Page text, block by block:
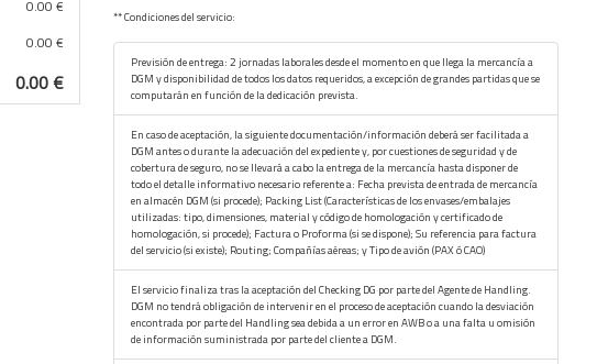
0.00 €
0.00 €
0.00 €
** Condiciones del servicio:
Previsión de entrega: 2 jornadas laborales desde el momento en que llega la mercancía a
DGM y disponibilidad de todos los datos requeridos, a excepción de grandes partidas que se
computarán en función de la dedicación prevista.
En caso de aceptación, la siguiente documentación/información deberá ser facilitada a
DGM antes o durante la adecuación del expediente y, por cuestiones de seguridad y de
cobertura de seguro, no se llevará a cabo la entrega de la mercancía hasta disponer de
todo el detalle informativo necesario referente a: Fecha prevista de entrada de mercancía
en almacén DGM (si procede); Packing List (Características de los envases/embalajes
utilizadas: tipo, dimensiones, material y código de homologación y certificado de
homologación, si procede); Factura o Proforma (si se dispone); Su referencia para factura
del servicio (si existe); Routing; Compañías aéreas; y Tipo de avión (PAX ó CAO)
El servicio finaliza tras la aceptación del Checking DG por parte del Agente de Handling.
DGM no tendrá obligación de intervenir en el proceso de aceptación cuando la desviación
encontrada por parte del Handling sea debida a un error en AWB o a una falta u omisión
de información suministrada por parte del cliente a DGM.